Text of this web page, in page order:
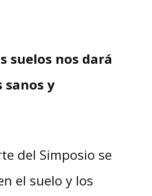
suelos nos dará
sanos y
del Simposio se
el suelo y los